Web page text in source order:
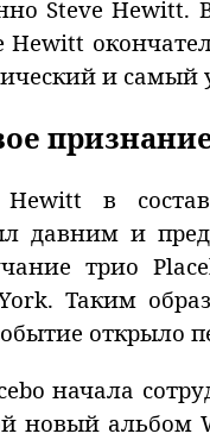
Steve Hewitt.
Hewitt
и
в
давним и
трио
Таким
начала
новый